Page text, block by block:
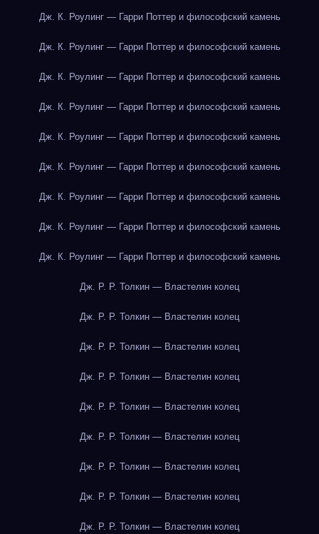
Дж. К. Роулинг — Гарри Поттер и философский камень
Дж. К. Роулинг — Гарри Поттер и философский камень
Дж. К. Роулинг — Гарри Поттер и философский камень
Дж. К. Роулинг — Гарри Поттер и философский камень
Дж. К. Роулинг — Гарри Поттер и философский камень
Дж. К. Роулинг — Гарри Поттер и философский камень
Дж. К. Роулинг — Гарри Поттер и философский камень
Дж. К. Роулинг — Гарри Поттер и философский камень
Дж. К. Роулинг — Гарри Поттер и философский камень
Дж. Р. Р. Толкин — Властелин колец
Дж. Р. Р. Толкин — Властелин колец
Дж. Р. Р. Толкин — Властелин колец
Дж. Р. Р. Толкин — Властелин колец
Дж. Р. Р. Толкин — Властелин колец
Дж. Р. Р. Толкин — Властелин колец
Дж. Р. Р. Толкин — Властелин колец
Дж. Р. Р. Толкин — Властелин колец
Дж. Р. Р. Толкин — Властелин колец